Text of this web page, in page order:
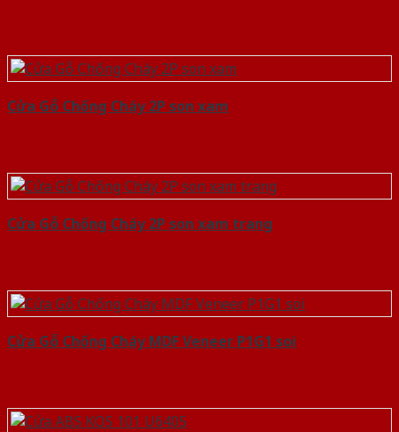
Cửa Gỗ Chống Cháy 2P son xam
Cửa Gỗ Chống Cháy 2P son xam trang
Cửa Gỗ Chống Cháy MDF Veneer P1G1 soi